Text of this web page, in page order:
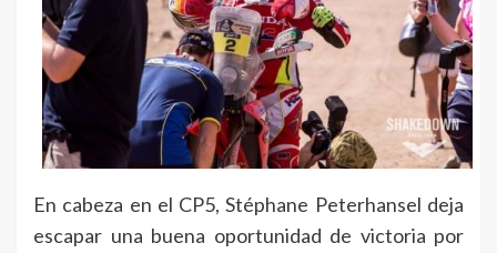
En cabeza en el CP5, Stéphane Peterhansel deja
escapar una buena oportunidad de victoria por